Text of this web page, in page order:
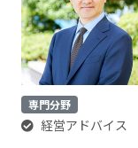
専門分野
経営アドバイス